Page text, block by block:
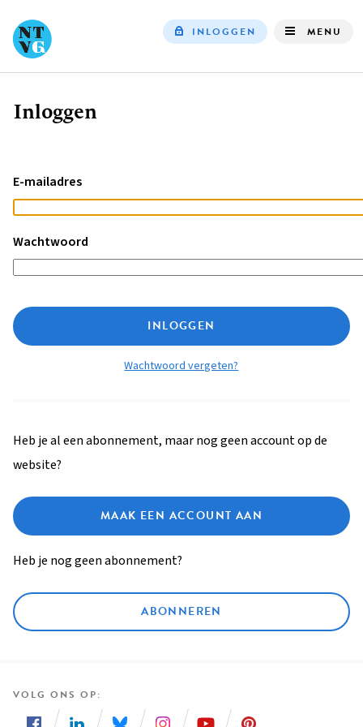
INLOGGEN MENU
Kruimelpad
Inloggen
E-mailadres
Wachtwoord
INLOGGEN
Wachtwoord vergeten?
Heb je al een abonnement, maar nog geen account op de
website?
MAAK EEN ACCOUNT AAN
Heb je nog geen abonnement?
ABONNEREN
VOLG ONS OP